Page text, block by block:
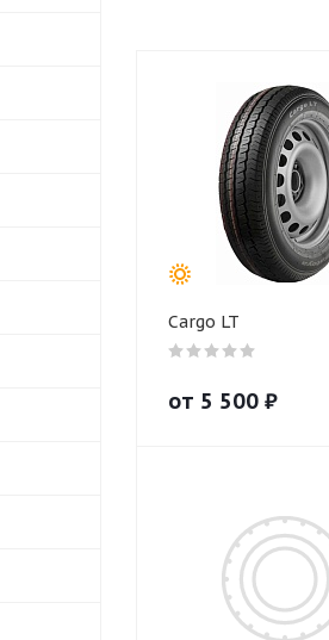
Cargo LT
от 5 500 ₽